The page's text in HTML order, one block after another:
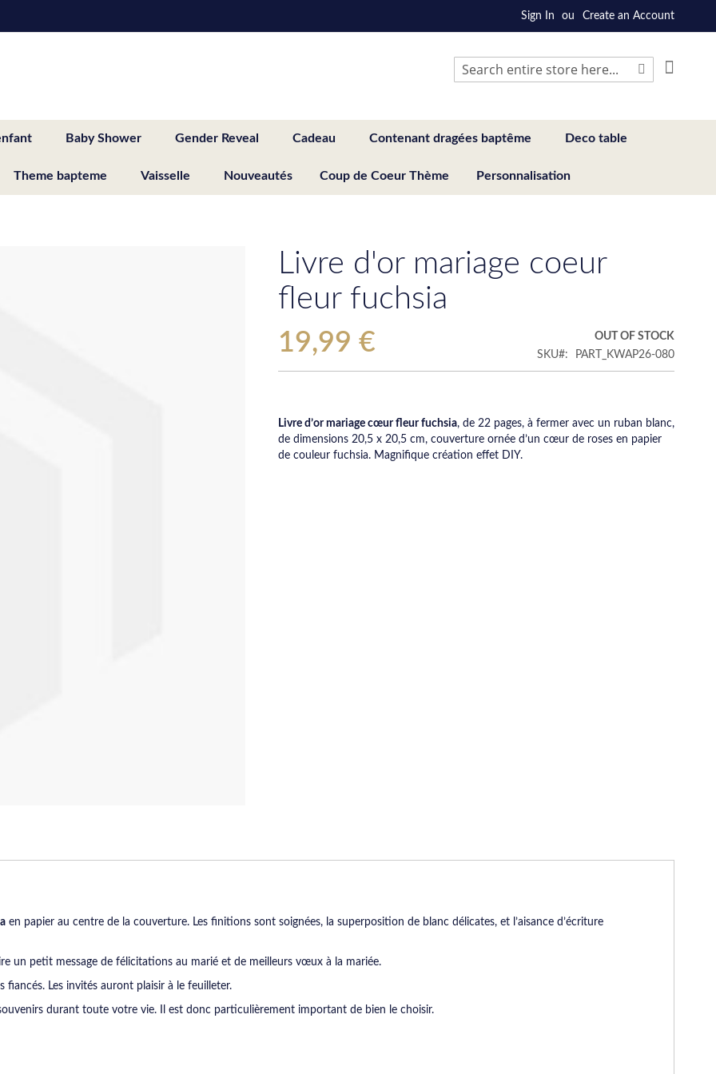
Sign In Create an Account
Search
Baby Shower Gender Reveal Cadeau Contenant dragées baptême Deco table
Theme bapteme Vaisselle Nouveautés Coup de Coeur Thème Personnalisation
Livre d'or mariage coeur
fleur fuchsia
19,99 €
OUT OF STOCK
SKU
PART_KWAP26-080
Livre d’or mariage cœur fleur fuchsia, de 22 pages, à fermer avec un ruban blanc,
de dimensions 20,5 x 20,5 cm, couverture ornée d’un cœur de roses en papier
de couleur fuchsia. Magnifique création effet DIY.
en papier au centre de la couverture. Les finitions sont soignées, la superposition de blanc délicates, et l’aisance d’écriture
un petit message de félicitations au marié et de meilleurs vœux à la mariée.
fiancés. Les invités auront plaisir à le feuilleter.
durant toute votre vie. Il est donc particulièrement important de bien le choisir.